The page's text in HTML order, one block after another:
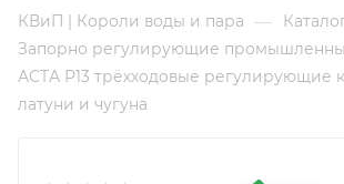
КВиП | Короли воды и пара —
Запорно регулирующие
АСТА Р13 трёхходовые регулирующие
латуни и чугуна